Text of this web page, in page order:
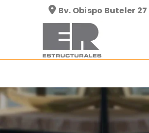
Bv. Obispo Buteler 27